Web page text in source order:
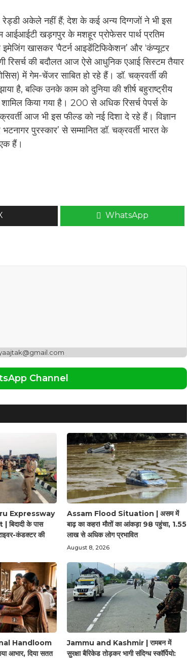
अकेले नहीं हैं; देश के कई अन्य दिग्गजों ने भी इस
आईआईटी खड़गपुर के मशहूर प्रोफेसर पार्थ प्रतिम
खासकर ‘पैटर्न आइडेंटिफिकेशन’ और ‘कंप्यूटर
रिसर्च की बदौलत आज ऐसे आधुनिक एआई सिस्टम तैयार
में गेम-चेंजर साबित हो रहे हैं। डॉ. चक्रवर्ती की
है, बल्कि उनके काम को दुनिया की शीर्ष बहुराष्ट्रीय
किया गया है। 200 से अधिक रिसर्च पेपर्स के
आज भी इस फील्ड को नई दिशा दे रहे हैं। विज्ञान
पुरस्कार’ से सम्मानित डॉ. चक्रवर्ती भारत के
हैं।
WhatsApp
Channel
Expressway
के पास
कंडक्टर की
Assam Flood Situation | असम में
बाढ़ का कहर! मौतों का आंकड़ा 98 पहुंचा, 1.55
लाख से अधिक लोग प्रभावित
August 8, 2026
Handloom
आभार, दिया सतत
Jammu and Kashmir | रामबन में
सुरक्षा बैरिकेड तोड़कर भागी संदिग्ध स्कॉर्पियो: